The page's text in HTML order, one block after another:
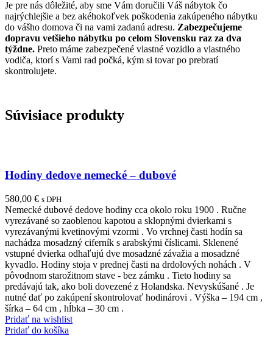
Je pre nás dôležité, aby sme Vám doručili Váš nábytok čo
najrýchlejšie a bez akéhokoľvek poškodenia zakúpeného nábytku
do vášho domova či na vami zadanú adresu. Zabezpečujeme
dopravu vetšieho nábytku po celom Slovensku raz za dva
týždne. Preto máme zabezpečené vlastné vozidlo a vlastného
vodiča, ktorí s Vami rad počká, kým si tovar po prebratí
skontrolujete.
Súvisiace produkty
Hodiny dedove nemecké – dubové
580,00 € s DPH
Nemecké dubové dedove hodiny cca okolo roku 1900 . Ručne
vyrezávané so zaoblenou kapotou a sklopnými dvierkami s
vyrezávanými kvetinovými vzormi . Vo vrchnej časti hodín sa
nachádza mosadzný ciferník s arabskými číslicami. Sklenené
vstupné dvierka odhaľujú dve mosadzné závažia a mosadzné
kyvadlo. Hodiny stoja v prednej časti na drdolových nohách . V
pôvodnom starožitnom stave - bez zámku . Tieto hodiny sa
predávajú tak, ako boli dovezené z Holandska. Nevyskúšané . Je
nutné dať po zakúpení skontrolovať hodinárovi . Výška – 194 cm ,
šírka – 64 cm , hĺbka – 30 cm .
Pridať na wishlist
Pridať do košíka